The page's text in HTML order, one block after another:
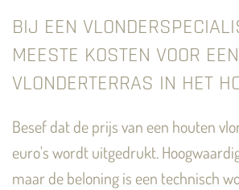
BIJ EEN
MEESTE KOSTEN VOOR
VLONDERTERRAS IN HET
Besef dat de prijs van een houten
euro's wordt uitgedrukt.
maar de beloning is een technisch